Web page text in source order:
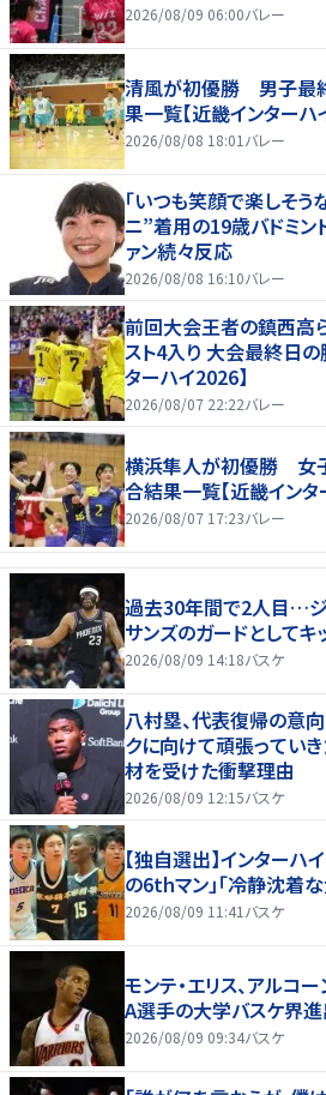
2026/08/09 06:00バレー
清風が初優勝 男子最
果一覧【近畿インターハ
2026/08/08 18:01 バレー
「いつも笑顔で楽しそ
ニ”着用の19歳バドミン
ァン続々反応
2026/08/08 16:10バレー
前回大会王者の鎮西高
スト4入り 大会最終日
ターハイ2026】
2026/08/07 22:22バレー
横浜隼人が初優勝 女
合結果一覧【近畿インタ
2026/08/07 17:23バレー
過去30年間で2人目…ジ
サンズのガードとして
2026/08/09 14:18バスケ
八村塁、代表復帰の意向
クに向けて頑張ってい
材を受けた衝撃理由
2026/08/09 12:15バスケ
【独自選出】インターハ
の6thマン」「冷静沈着
2026/08/09 11:41 バスケ
モンテ・エリス、アル
A選手の大学バスケ界進
2026/08/09 09:34バスケ